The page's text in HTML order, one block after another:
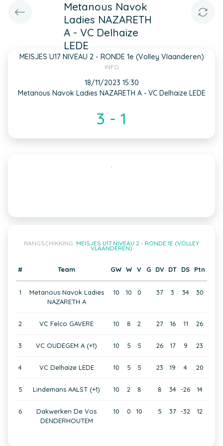
Metanous Navok
Ladies NAZARETH
A - VC Delhaize
LEDE
MEISJES U17 NIVEAU 2 - RONDE 1e (Volley Vlaanderen)
INFO
18/11/2023 15:30
Metanous Navok Ladies NAZARETH A - VC Delhaize LEDE
3 - 1
RANGSCHIKKING: MEISJES U17 NIVEAU 2 - RONDE 1E (VOLLEY
VLAANDEREN)
# Team GW W V G DV DT DS Ptn
1
Metanous Navok Ladies
NAZARETH A
10 10 0 37 3 34 30
2 VC Felco GAVERE 10 8 2 27 16 11 26
3 VC OUDEGEM A (+1) 10 5 5 26 17 9 23
4 VC Delhaize LEDE 10 5 5 23 19 4 20
5 Lindemans AALST (+1) 10 2 8 8 34 -26 14
6
Dakwerken De Vos
DENDERHOUTEM
10 0 10 5 37 -32 12